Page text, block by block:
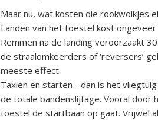
Maar nu, wat kosten die rookwolkjes
Landen van het toestel kost
Remmen na de landing veroorzaakt
de straalomkeerders of ‘reversers’
meeste effect.
Taxiën en starten - dan is het
de totale bandenslijtage. Vooral door
toestel de startbaan op gaat. Vrijwel